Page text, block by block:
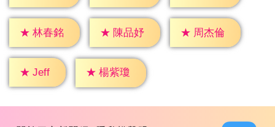
★ 林春銘 ★ 陳品妤 ★ 周杰倫
★ Jeff ★ 楊紫瓊